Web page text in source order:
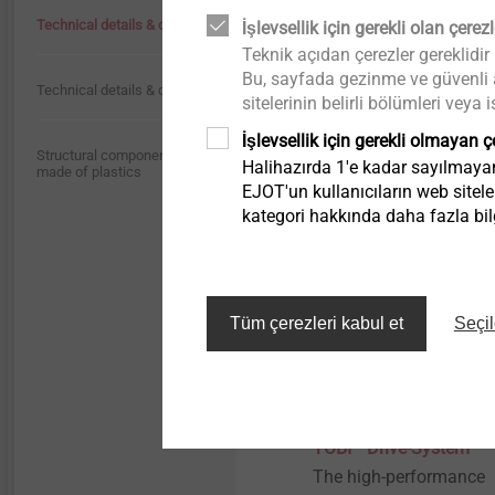
Technical details & coatings
Technical details & coatings
Structural components
made of plastics
Additional features
EJOT product features
individual fastening
technology
Ürünü görüntüle
TOBI Drive-System
The high-performance
İşlevsellik için gerekli olan
Teknik açıdan çerezler
Bu, sayfada gezinme ve güvenli
sitelerinin belirli bölümleri veya
İşlevsellik için gerekli olmayan
Halihazırda 1'e kadar
EJOT'un kullanıcıların web
kategori hakkında daha fazla
Tüm çerezleri kabul et